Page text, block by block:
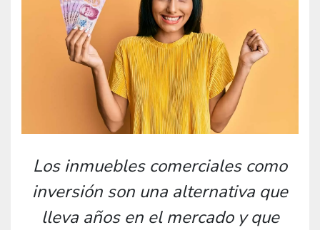
Los inmuebles comerciales como
inversión son una alternativa que
lleva años en el mercado y que